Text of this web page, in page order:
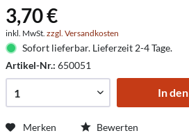
3,70 €
inkl. MwSt. zzgl. Versandkosten
Sofort lieferbar. Lieferzeit 2-4 Tage.
Artikel-Nr.: 650051
In den
Merken Bewerten